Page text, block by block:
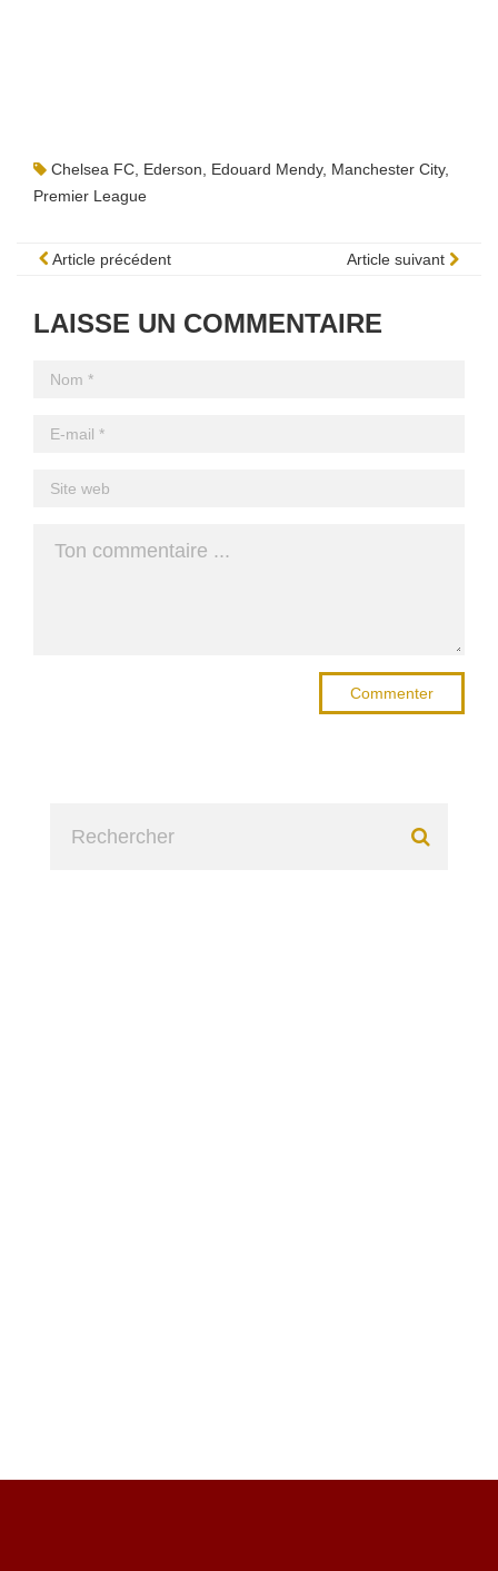
Chelsea FC Ederson Edouard Mendy, Manchester City,
Premier League
Article précédent Article suivant
LAISSE UN COMMENTAIRE
Commenter